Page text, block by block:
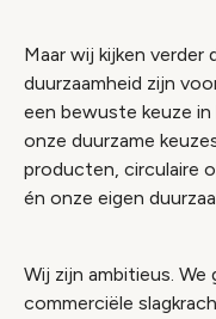
Maar wij kijken verder
duurzaamheid zijn
een bewuste keuze
onze duurzame
producten, circulaire
én onze eigen
Wij zijn ambitieus. We
commerciële